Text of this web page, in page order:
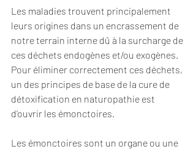
Les maladies trouvent principalement
leurs origines dans un encrassement de
notre terrain interne dû à la surcharge de
ces déchets endogènes et/ou exogènes.
Pour éliminer correctement ces déchets,
un des principes de base de la cure de
détoxification en naturopathie est
d’ouvrir les émonctoires.
Les émonctoires sont un organe ou une